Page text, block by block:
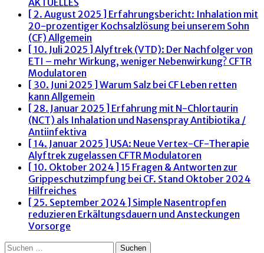
AKTUELLES
[ 2. August 2025 ] Erfahrungsbericht: Inhalation mit
20-prozentiger Kochsalzlösung bei unserem Sohn
(CF) Allgemein
[ 10. Juli 2025 ] Alyftrek (VTD): Der Nachfolger von
ETI – mehr Wirkung, weniger Nebenwirkung? CFTR
Modulatoren
[ 30. Juni 2025 ] Warum Salz bei CF Leben retten
kann Allgemein
[ 28. Januar 2025 ] Erfahrung mit N-Chlortaurin
(NCT) als Inhalation und NasensprayAntibiotika /
Antiinfektiva
[ 14. Januar 2025 ] USA: Neue Vertex-CF-Therapie
Alyftrek zugelassen CFTR Modulatoren
[ 10. Oktober 2024 ] 15 Fragen & Antworten zur
Grippeschutzimpfung bei CF. Stand Oktober 2024
Hilfreiches
[ 25. September 2024 ] Simple Nasentropfen
reduzieren Erkältungsdauern und Ansteckungen
Vorsorge
Suchen